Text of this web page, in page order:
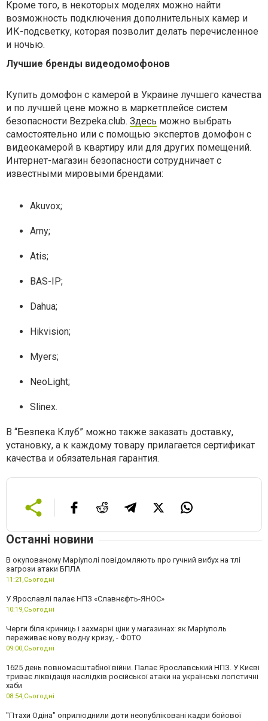
Кроме того, в некоторых моделях можно найти
возможность подключения дополнительных камер и
ИК-подсветку, которая позволит делать перечисленное
и ночью.
Лучшие бренды видеодомофонов
Купить домофон с камерой в Украине лучшего качества
и по лучшей цене можно в маркетплейсе систем
безопасности Bezpeka.club. Здесь можно выбрать
самостоятельно или с помощью экспертов домофон с
видеокамерой в квартиру или для других помещений.
Интернет-магазин безопасности сотрудничает с
известными мировыми брендами:
Akuvox;
Arny;
Atis;
BAS-IP;
Dahua;
Hikvision;
Myers;
NeoLight;
Slinex.
В “Безпека Клуб” можно также заказать доставку,
установку, а к каждому товару прилагается сертификат
качества и обязательная гарантия.
Останні новини
В окупованому Маріуполі повідомляють про гучний вибух на тлі
загрози атаки БПЛА
11:21,Сьогодні
У Ярославлі палає НПЗ «Славнєфть-ЯНОС»
10:19,Сьогодні
Черги біля криниць і захмарні ціни у магазинах: як Маріуполь
переживає нову водну кризу, - ФОТО
09:00,Сьогодні
1625 день повномасштабної війни. Палає Ярославський НПЗ. У Києві
триває ліквідація наслідків російської атаки на українські логістичні
хаби
08:54,Сьогодні
"Птахи Одіна" оприлюднили доти неопубліковані кадри бойової